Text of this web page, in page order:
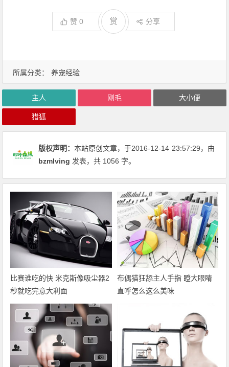
所属分类： 养宠经验
赞0 赏 分享
主人 刚毛 大小便
猎狐
版权声明：本站原创文章，于2016-12-14 23:57:29，由
bzmlving 发表，共 1056 字。
比赛谁吃的快 米克斯像吸尘器2
秒就吃完意大利面
布偶猫狂舔主人手指 瞪大眼睛
直呼怎么这么美味